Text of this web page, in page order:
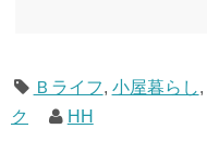
Ｂライフ, 小屋暮らし,
ク
HH